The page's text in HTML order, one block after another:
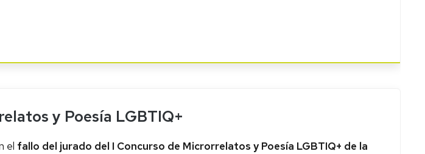
y Poesía LGBTIQ+
el fallo del jurado del I Concurso de Microrrelatos y Poesía LGBTIQ+ de la